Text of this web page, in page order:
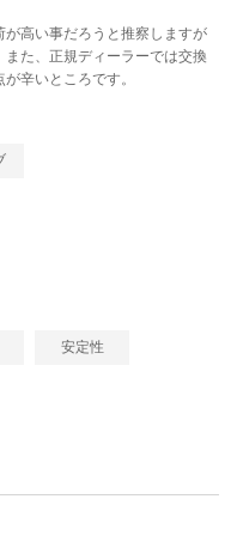
高い事だろうと推察しますが
た、正規ディーラーでは交換
辛いところです。
安定性